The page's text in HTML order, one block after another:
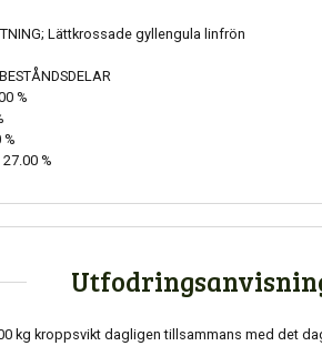
Lättkrossade gyllengula linfrön
%
%
kg kroppsvikt dagligen tillsammans med det